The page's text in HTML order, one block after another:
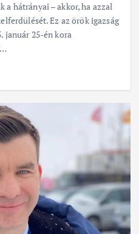
a hátrányai – akkor, ha azzal
Ez az örök igazság
január 25-én kora